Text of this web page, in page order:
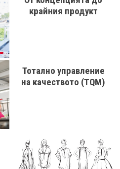
крайния продукт
Тотално управление
на качеството (TQM)